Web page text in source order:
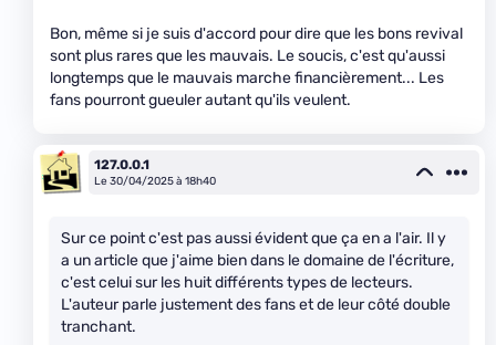
Bon, même si je suis d'accord pour dire que les bons revival
sont plus rares que les mauvais. Le soucis, c'est qu'aussi
longtemps que le mauvais marche financièrement... Les
fans pourront gueuler autant qu'ils veulent.
127.0.0.1
Le 30/04/2025 à 18h40
Sur ce point c'est pas aussi évident que ça en a l'air. Il y
a un article que j'aime bien dans le domaine de l'écriture,
c'est celui sur les huit différents types de lecteurs.
L'auteur parle justement des fans et de leur côté double
tranchant.